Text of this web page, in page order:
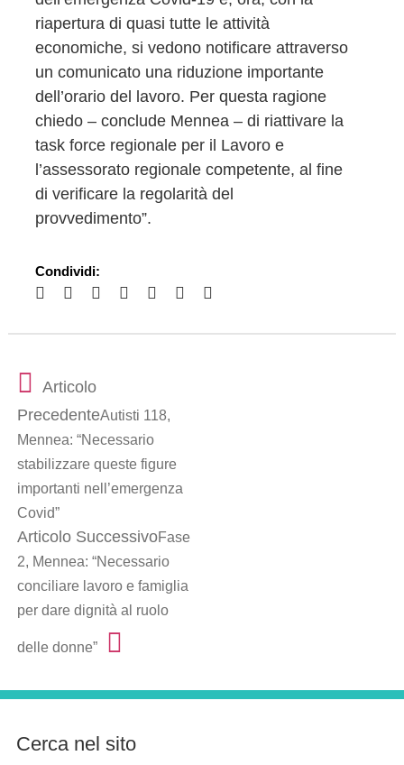
riapertura di quasi tutte le attività
economiche, si vedono notificare attraverso
un comunicato una riduzione importante
dell’orario del lavoro. Per questa ragione
chiedo – conclude Mennea – di riattivare la
task force regionale per il Lavoro e
l’assessorato regionale competente, al fine
di verificare la regolarità del
provvedimento”.
Condividi:
Articolo
PrecedenteAutisti 118,
Mennea: “Necessario
stabilizzare queste figure
importanti nell’emergenza
Covid”
Articolo SuccessivoFase
2, Mennea: “Necessario
conciliare lavoro e famiglia
per dare dignità al ruolo
delle donne”
Cerca nel sito